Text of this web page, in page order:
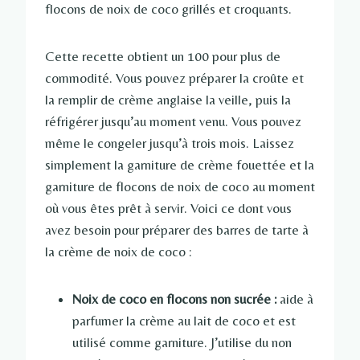
flocons de noix de coco grillés et croquants.
Cette recette obtient un 100 pour plus de
commodité. Vous pouvez préparer la croûte et
la remplir de crème anglaise la veille, puis la
réfrigérer jusqu’au moment venu. Vous pouvez
même le congeler jusqu’à trois mois. Laissez
simplement la garniture de crème fouettée et la
garniture de flocons de noix de coco au moment
où vous êtes prêt à servir. Voici ce dont vous
avez besoin pour préparer des barres de tarte à
la crème de noix de coco :
Noix de coco en flocons non sucrée :aide à
parfumer la crème au lait de coco et est
utilisé comme garniture. J’utilise du non